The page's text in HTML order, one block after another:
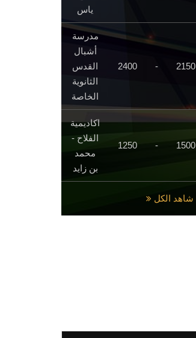
ياس
2150
-
2400
مدرسة
أشبال
القدس
الثانوية
الخاصة
1500
-
1250
اكاديمية
الفلاح -
محمد
بن زايد
شاهد الكل